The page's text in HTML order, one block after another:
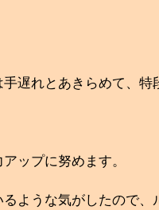
遅れとあきらめて、特
ップに努めます。
ような気がしたので、